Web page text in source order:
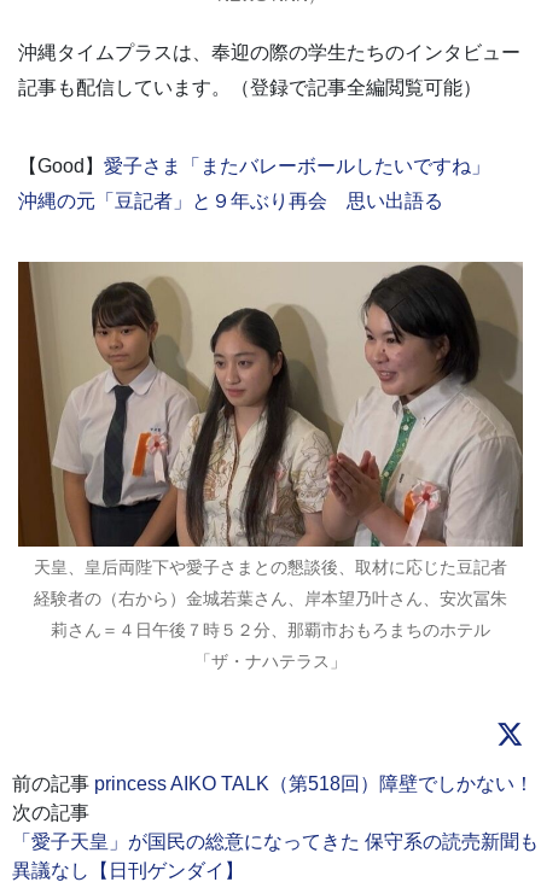
沖縄タイムプラスは、奉迎の際の学生たちのインタビュー
記事も配信しています。（登録で記事全編閲覧可能）
【Good】 愛子さま「またバレーボールしたいですね」
沖縄の元「豆記者」と９年ぶり再会 思い出語る
天皇、皇后両陛下や愛子さまとの懇談後、取材に応じた豆記者
経験者の（右から）金城若葉さん、岸本望乃叶さん、安次冨朱
莉さん＝４日午後７時５２分、那覇市おもろまちのホテル
「ザ・ナハテラス」
前の記事 princess AIKO TALK（第518回）障壁でしかない！
次の記事
「愛子天皇」が国民の総意になってきた 保守系の読売新聞も
異議なし【日刊ゲンダイ】